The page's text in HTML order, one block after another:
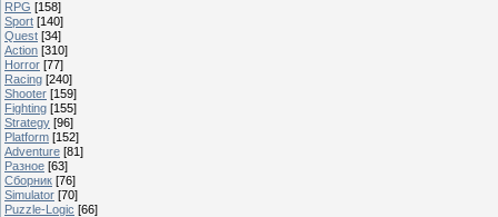
RPG [158]
Sport [140]
Quest [34]
Action [310]
Horror [77]
Racing [240]
Shooter [159]
Fighting [155]
Strategy [96]
Platform [152]
Adventure [81]
Разное [63]
Сборник [76]
Simulator [70]
Puzzle-Logic [66]